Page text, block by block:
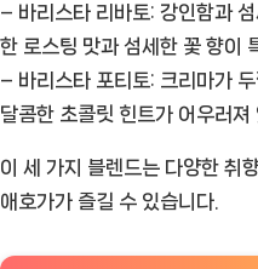
– 바리스타 리바토: 강인함과
한 로스팅 맛과 섬세한 꽃 향이
– 바리스타 포티토: 크리마가
달콤한 초콜릿 힌트가 어우러져
이 세 가지 블렌드는 다양한 취
애호가가 즐길 수 있습니다.